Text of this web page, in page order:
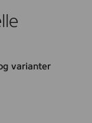
varianter